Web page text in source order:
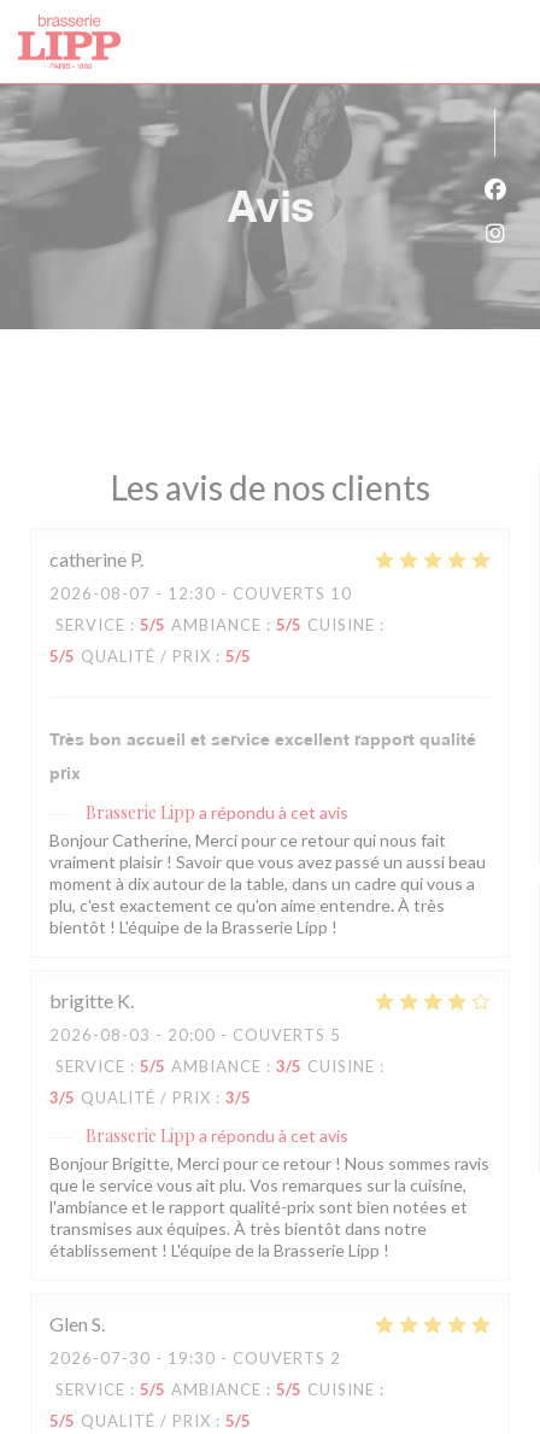
Personnalisation de vos choix en matière de cookies
Avis
Les avis de nos clients
catherine P
2026-08-07 - 12:30 - COUVERTS 10
SERVICE : 5/5 AMBIANCE : 5/5 CUISINE :
5/5 QUALITÉ / PRIX : 5/5
Très bon accueil et service excellent rapport qualité
prix
Brasserie Lipp a répondu à cet avis
Bonjour Catherine, Merci pour ce retour qui nous fait
vraiment plaisir ! Savoir que vous avez passé un aussi beau
moment à dix autour de la table, dans un cadre qui vous a
plu, c'est exactement ce qu'on aime entendre. À très
bientôt ! L'équipe de la Brasserie Lipp !
brigitte K
2026-08-03 - 20:00 - COUVERTS 5
SERVICE : 5/5 AMBIANCE : 3/5 CUISINE :
3/5 QUALITÉ / PRIX : 3/5
Brasserie Lipp a répondu à cet avis
Bonjour Brigitte, Merci pour ce retour ! Nous sommes ravis
que le service vous ait plu. Vos remarques sur la cuisine,
l'ambiance et le rapport qualité-prix sont bien notées et
transmises aux équipes. À très bientôt dans notre
établissement ! L'équipe de la Brasserie Lipp !
Glen S
2026-07-30 - 19:30 - COUVERTS 2
SERVICE : 5/5 AMBIANCE : 5/5 CUISINE :
5/5 QUALITÉ / PRIX : 5/5